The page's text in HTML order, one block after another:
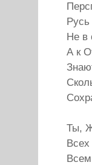
Не в
А к
Ты,
Всех